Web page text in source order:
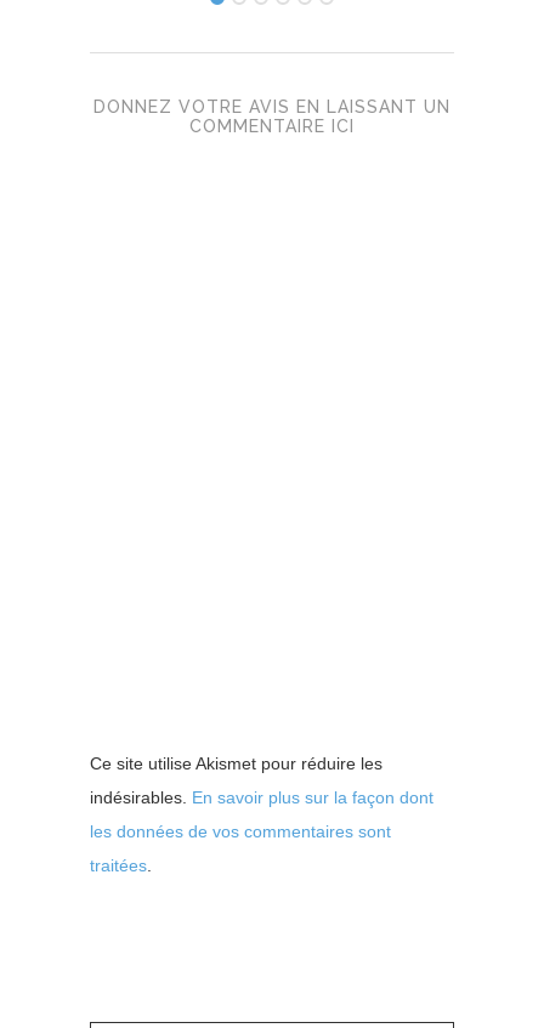
DONNEZ VOTRE AVIS EN LAISSANT UN
COMMENTAIRE ICI
Ce site utilise Akismet pour réduire les
indésirables. En savoir plus sur la façon dont
les données de vos commentaires sont
traitées